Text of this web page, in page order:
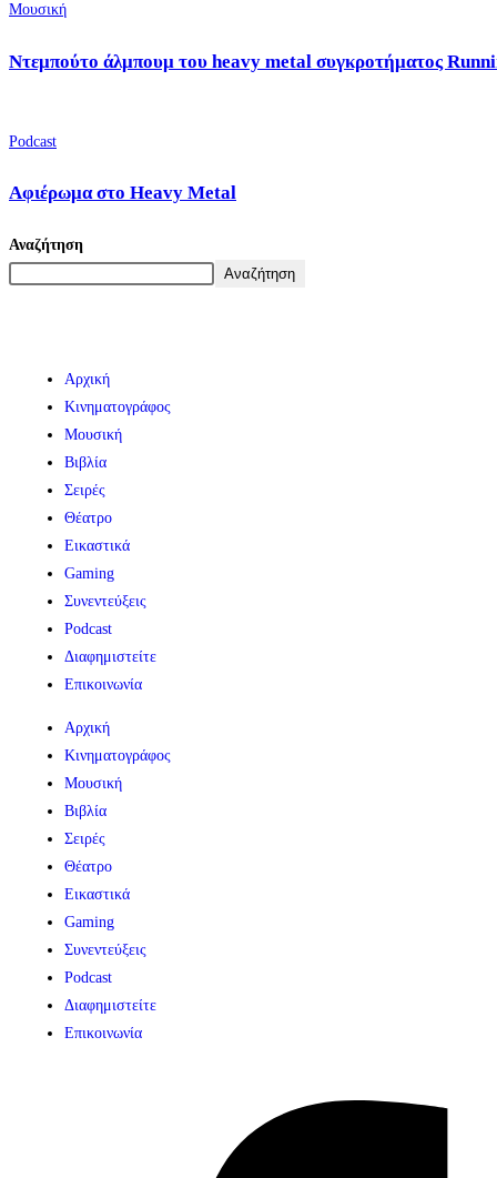
Μουσική
Ντεμπούτο άλμπουμ του heavy metal συγκροτήματος
Podcast
Αφιέρωμα στο Heavy Metal
Αναζήτηση
Αναζήτηση
Αρχική
Κινηματογράφος
Μουσική
Βιβλία
Σειρές
Θέατρο
Εικαστικά
Gaming
Συνεντεύξεις
Podcast
Διαφημιστείτε
Επικοινωνία
Αρχική
Κινηματογράφος
Μουσική
Βιβλία
Σειρές
Θέατρο
Εικαστικά
Gaming
Συνεντεύξεις
Podcast
Διαφημιστείτε
Επικοινωνία